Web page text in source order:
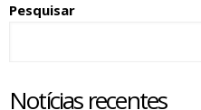
Pesquisar
Notícias recentes